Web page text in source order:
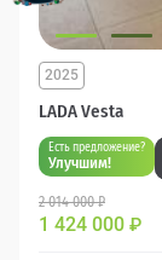
LADA Vesta
2025
Есть предложение?
Улучшим!
2 014 000 ₽
1 424 000 ₽